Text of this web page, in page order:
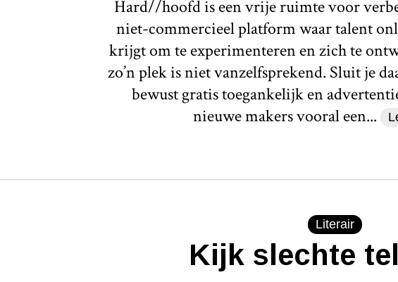
Hard//hoofd is een vrije ruimte voor
niet-commercieel platform waar talent
krijgt om te experimenteren en zich te
zo’n plek is niet vanzelfsprekend. Sluit je
bewust gratis toegankelijk en
nieuwe makers vooral een...
Literair
Kijk slechte